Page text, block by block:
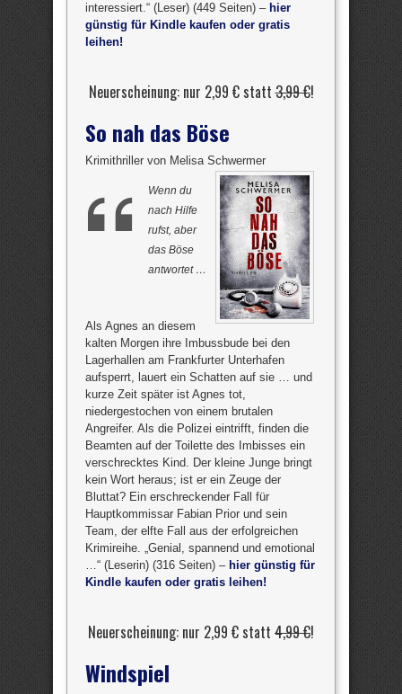
interessiert.“ (Leser) (449 Seiten) – hier
günstig für Kindle kaufen oder gratis
leihen!
Neuerscheinung: nur 2,99 € statt3,99 €!
So nah das Böse
Krimithriller von Melisa Schwermer
Wenn du
nach Hilfe
rufst, aber
das Böse
antwortet …
Als Agnes an diesem
kalten Morgen ihre Imbussbude bei den
Lagerhallen am Frankfurter Unterhafen
aufsperrt, lauert ein Schatten auf sie … und
kurze Zeit später ist Agnes tot,
niedergestochen von einem brutalen
Angreifer. Als die Polizei eintrifft, finden die
Beamten auf der Toilette des Imbisses ein
verschrecktes Kind. Der kleine Junge bringt
kein Wort heraus; ist er ein Zeuge der
Bluttat? Ein erschreckender Fall für
Hauptkommissar Fabian Prior und sein
Team, der elfte Fall aus der erfolgreichen
Krimireihe. „Genial, spannend und emotional
…“ (Leserin) (316 Seiten) – hier günstig für
Kindle kaufen oder gratis leihen!
Neuerscheinung: nur 2,99 € statt 4,99 €!
Windspiel